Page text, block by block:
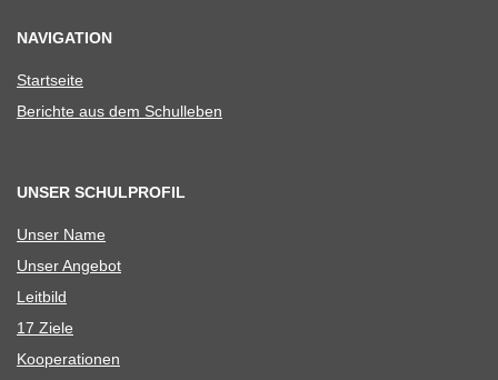
NAVIGATION
Start­seite
Berichte aus dem Schulleben
UNSER SCHULPROFIL
Unser Name
Unser Ange­bot
Leit­bild
17 Ziele
Koope­ra­tio­nen